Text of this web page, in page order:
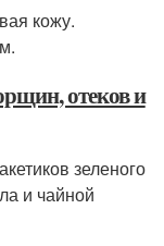
кожу.
отеков и
зеленого
и чайной